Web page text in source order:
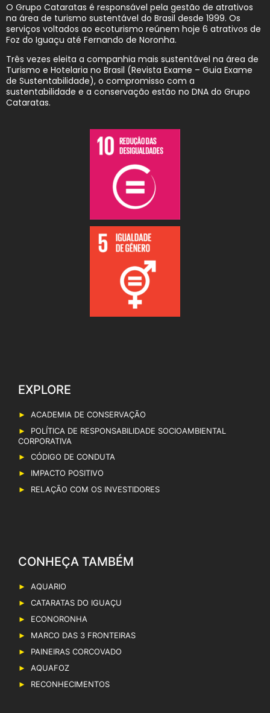
O Grupo Cataratas é responsável pela gestão de atrativos
na área de turismo sustentável do Brasil desde 1999. Os
serviços voltados ao ecoturismo reúnem hoje 6 atrativos de
Foz do Iguaçu até Fernando de Noronha.
Três vezes eleita a companhia mais sustentável na área de
Turismo e Hotelaria no Brasil (Revista Exame – Guia Exame
de Sustentabilidade), o compromisso com a
sustentabilidade e a conservação estão no DNA do Grupo
Cataratas.
EXPLORE
ACADEMIA DE CONSERVAÇÃO
POLÍTICA DE RESPONSABILIDADE SOCIOAMBIENTAL
CORPORATIVA
CÓDIGO DE CONDUTA
IMPACTO POSITIVO
RELAÇÃO COM OS INVESTIDORES
CONHEÇA TAMBÉM
AQUARIO
CATARATAS DO IGUAÇU
ECONORONHA
MARCO DAS 3 FRONTEIRAS
PAINEIRAS CORCOVADO
AQUAFOZ
RECONHECIMENTOS